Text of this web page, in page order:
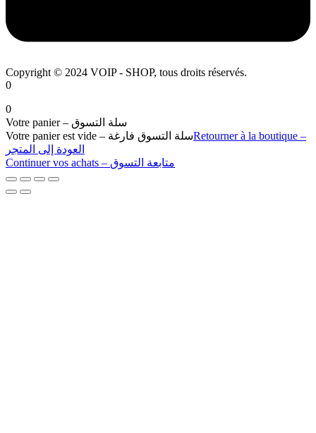
Copyright © 2024 VOIP - SHOP, tous droits réservés.
0
0
Votre panier – سلة التسوق
Votre panier est vide – سلة التسوق فارغةRetourner à la boutique –
العودة إلى المتجر
Continuer vos achats – متابعة التسوق